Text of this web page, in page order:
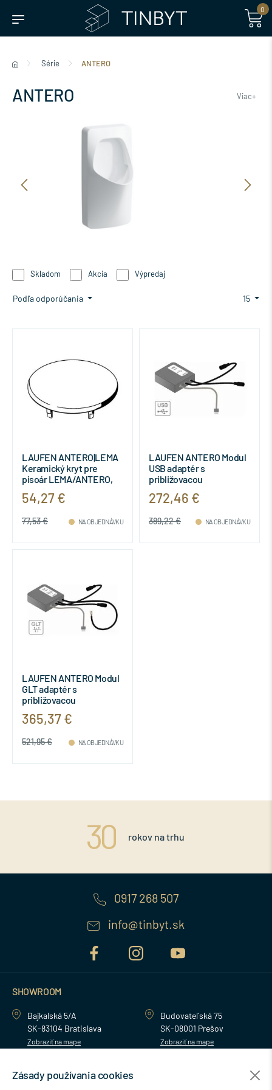
0
Série ANTERO
ANTERO Viac+
Skladom Akcia Výpredaj
Podľa odporúčania 15
LAUFEN ANTERO|LEMA
Keramický kryt pre
pisoár LEMA/ANTERO,
H8921300000001
54,27 €
77,53 € NA OBJEDNÁVKU
LAUFEN ANTERO Modul
USB adaptér s
približovacou
ovládanie senzorových
H8901300000001
272,46 €
389,22 € NA OBJEDNÁVKU
LAUFEN ANTERO Modul
GLT adaptér s
približovacou
Antero, H8901310000001
365,37 €
521,95 € NA OBJEDNÁVKU
rokov na trhu
0917 268 507
info@tinbyt.sk
SHOWROOM
Bajkalská 5/A
SK-83104 Bratislava
Zobraziť na mape
Budovateľská 75
SK-08001 Prešov
Zobraziť na mape
Zásady používania cookies